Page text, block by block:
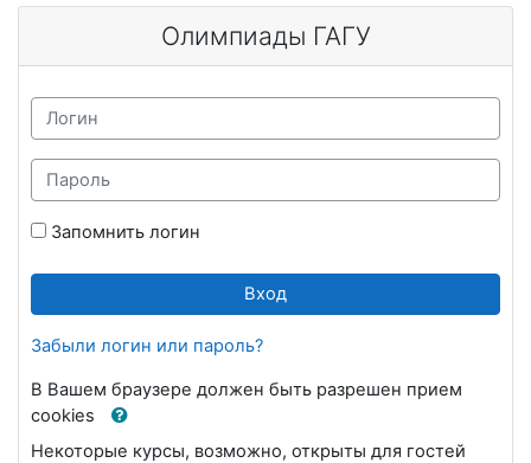
Перейти к основному содержанию
Олимпиады ГАГУ
Логин
Пароль
Запомнить логин
Вход
Забыли логин или пароль?
В Вашем браузере должен быть разрешен прием
cookies
Некоторые курсы, возможно, открыты для гостей